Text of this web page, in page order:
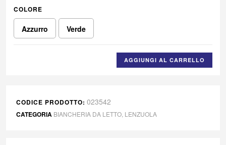
COLORE
Azzurro Verde
AGGIUNGI AL CARRELLO
CODICE PRODOTTO: 023542
CATEGORIA BIANCHERIA DA LETTO LENZUOLA